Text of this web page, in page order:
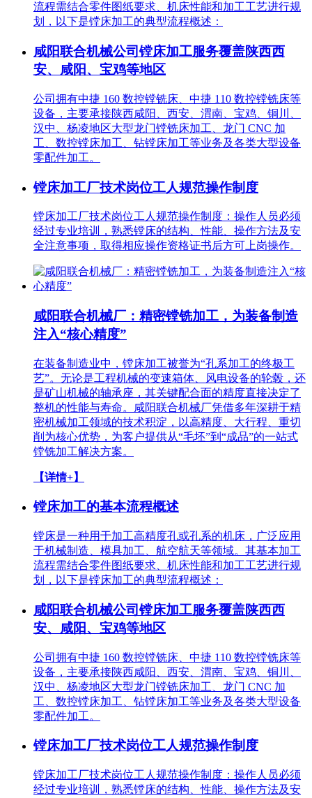
流程需结合零件图纸要求、机床性能和加工工艺进行规
划，以下是镗床加工的典型流程概述：
咸阳联合机械公司镗床加工服务覆盖陕西西
安、咸阳、宝鸡等地区
公司拥有中捷 160 数控镗铣床、中捷 110 数控镗铣床等
设备，主要承接陕西咸阳、西安、渭南、宝鸡、铜川、
汉中、杨凌地区大型龙门镗铣床加工、龙门 CNC 加
工、数控镗床加工、钻镗床加工等业务及各类大型设备
零配件加工。
镗床加工厂技术岗位工人规范操作制度
镗床加工厂技术岗位工人规范操作制度：操作人员必须
经过专业培训，熟悉镗床的结构、性能、操作方法及安
全注意事项，取得相应操作资格证书后方可上岗操作。
咸阳联合机械厂：精密镗铣加工，为装备制造
注入“核心精度”
在装备制造业中，镗床加工被誉为“孔系加工的终极工
艺”。无论是工程机械的变速箱体、风电设备的轮毂，还
是矿山机械的轴承座，其关键配合面的精度直接决定了
整机的性能与寿命。咸阳联合机械厂凭借多年深耕于精
密机械加工领域的技术积淀，以高精度、大行程、重切
削为核心优势，为客户提供从“毛坯”到“成品”的一站式
镗铣加工解决方案。
【详情+】
镗床加工的基本流程概述
镗床是一种用于加工高精度孔或孔系的机床，广泛应用
于机械制造、模具加工、航空航天等领域。其基本加工
流程需结合零件图纸要求、机床性能和加工工艺进行规
划，以下是镗床加工的典型流程概述：
咸阳联合机械公司镗床加工服务覆盖陕西西
安、咸阳、宝鸡等地区
公司拥有中捷 160 数控镗铣床、中捷 110 数控镗铣床等
设备，主要承接陕西咸阳、西安、渭南、宝鸡、铜川、
汉中、杨凌地区大型龙门镗铣床加工、龙门 CNC 加
工、数控镗床加工、钻镗床加工等业务及各类大型设备
零配件加工。
镗床加工厂技术岗位工人规范操作制度
镗床加工厂技术岗位工人规范操作制度：操作人员必须
经过专业培训，熟悉镗床的结构、性能、操作方法及安